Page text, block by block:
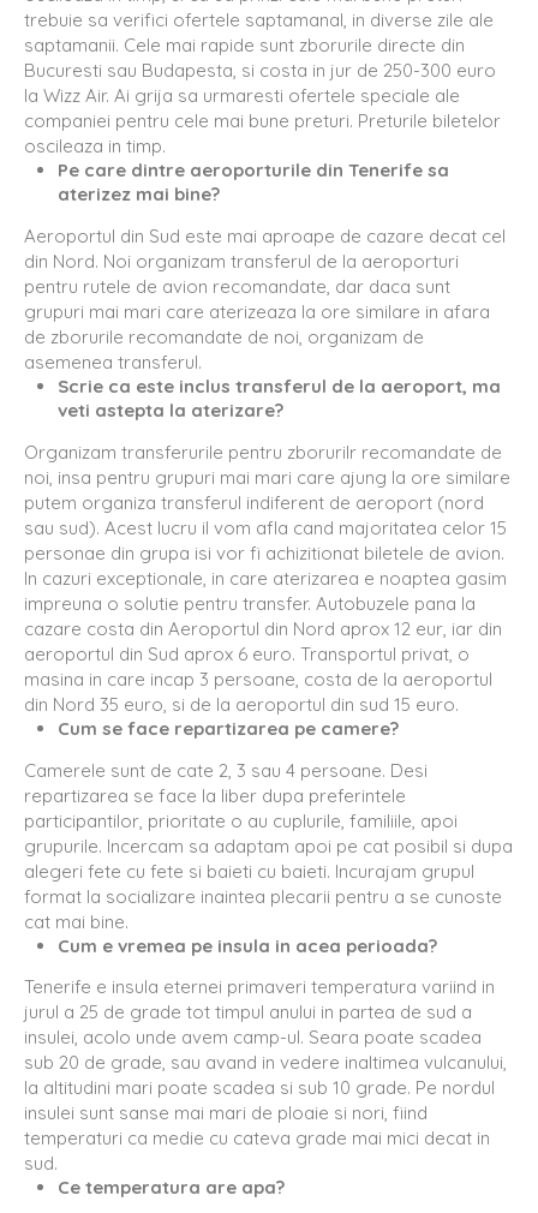
trebuie sa verifici ofertele saptamanal, in diverse zile ale
saptamanii. Cele mai rapide sunt zborurile directe din
Bucuresti sau Budapesta, si costa in jur de 250-300 euro
la Wizz Air. Ai grija sa urmaresti ofertele speciale ale
companiei pentru cele mai bune preturi. Preturile biletelor
oscileaza in timp.
Pe care dintre aeroporturile din Tenerife sa
aterizez mai bine?
Aeroportul din Sud este mai aproape de cazare decat cel
din Nord. Noi organizam transferul de la aeroporturi
pentru rutele de avion recomandate, dar daca sunt
grupuri mai mari care aterizeaza la ore similare in afara
de zborurile recomandate de noi, organizam de
asemenea transferul.
Scrie ca este inclus transferul de la aeroport, ma
veti astepta la aterizare?
Organizam transferurile pentru zborurilr recomandate de
noi, insa pentru grupuri mai mari care ajung la ore similare
putem organiza transferul indiferent de aeroport (nord
sau sud). Acest lucru il vom afla cand majoritatea celor 15
personae din grupa isi vor fi achizitionat biletele de avion.
In cazuri exceptionale, in care aterizarea e noaptea gasim
impreuna o solutie pentru transfer. Autobuzele pana la
cazare costa din Aeroportul din Nord aprox 12 eur, iar din
aeroportul din Sud aprox 6 euro. Transportul privat, o
masina in care incap 3 persoane, costa de la aeroportul
din Nord 35 euro, si de la aeroportul din sud 15 euro.
Cum se face repartizarea pe camere?
Camerele sunt de cate 2, 3 sau 4 persoane. Desi
repartizarea se face la liber dupa preferintele
participantilor, prioritate o au cuplurile, familiile, apoi
grupurile. Incercam sa adaptam apoi pe cat posibil si dupa
alegeri fete cu fete si baieti cu baieti. Incurajam grupul
format la socializare inaintea plecarii pentru a se cunoste
cat mai bine.
Cum e vremea pe insula in acea perioada?
Tenerife e insula eternei primaveri temperatura variind in
jurul a 25 de grade tot timpul anului in partea de sud a
insulei, acolo unde avem camp-ul. Seara poate scadea
sub 20 de grade, sau avand in vedere inaltimea vulcanului,
la altitudini mari poate scadea si sub 10 grade. Pe nordul
insulei sunt sanse mai mari de ploaie si nori, fiind
temperaturi ca medie cu cateva grade mai mici decat in
sud.
Ce temperatura are apa?